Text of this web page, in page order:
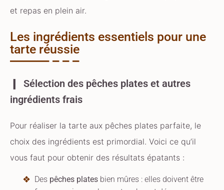
et repas en plein air.
Les ingrédients essentiels pour une
tarte réussie
Sélection des pêches plates et autres
ingrédients frais
Pour réaliser la tarte aux pêches plates parfaite, le
choix des ingrédients est primordial. Voici ce qu’il
vous faut pour obtenir des résultats épatants :
Des pêches plates bien mûres : elles doivent être